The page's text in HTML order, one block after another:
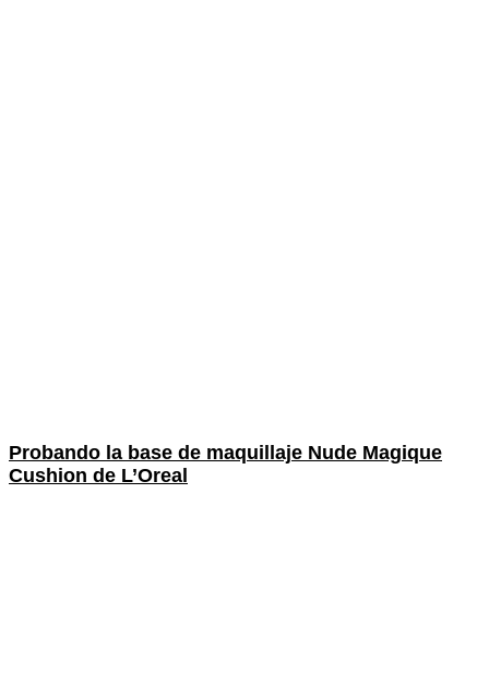
Probando la base de maquillaje Nude Magique
Cushion de L’Oreal